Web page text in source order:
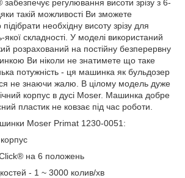
регулювання висоти зрізу з 6-
такій можливості Ви зможете
необхідну висоту зрізу для
якої складності. У моделі використаний
розрахований на постійну безперервну
Ви ніколи не знатимете що таке
потужність - ця машинка як бульдозер
не знаючи жалю. В цілому модель дуже
корпус в дусі Moser. Машинка добре
пластик не ковзає під час роботи.
Moser Primat 1230-0051:
на 6 положень
- 1 ~ 3000 колив/хв